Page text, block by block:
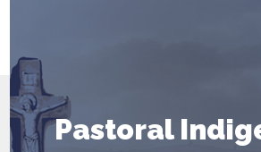
Pastoral